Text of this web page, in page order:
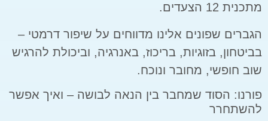
מתכנית 12 הצעדים.
הגברים שפונים אלינו מדווחים על שיפור דרמטי –
בביטחון, בזוגיות, בריכוז, באנרגיה, וביכולת להרגיש
שוב חופשי, מחובר ונוכח.
פורנו: הסוד שמחבר בין הנאה לבושה – ואיך אפשר
להשתחרר